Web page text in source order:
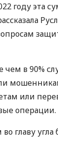
году эта
чем в 90%
или
операции.
главу угла